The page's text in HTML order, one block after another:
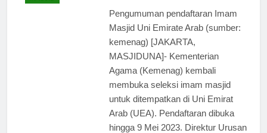
Pengumuman pendaftaran Imam
Masjid Uni Emirate Arab (sumber:
kemenag) [JAKARTA,
MASJIDUNA]- Kementerian
Agama (Kemenag) kembali
membuka seleksi imam masjid
untuk ditempatkan di Uni Emirat
Arab (UEA). Pendaftaran dibuka
hingga 9 Mei 2023. Direktur Urusan